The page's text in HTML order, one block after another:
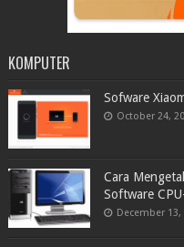
KOMPUTER
Sofware
October 24,
Cara
Software
December 13,